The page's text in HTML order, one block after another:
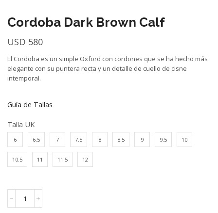
Cordoba Dark Brown Calf
USD 580
El Cordoba es un simple Oxford con cordones que se ha hecho más
elegante con su puntera recta y un detalle de cuello de cisne
intemporal.
Guía de Tallas
Talla UK
6 6.5 7 7.5 8 8.5 9 9.5 10
10.5 11 11.5 12
Dark
Brown